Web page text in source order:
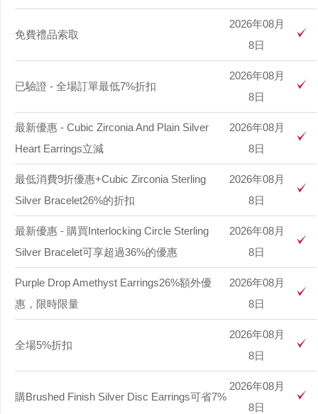
免費禮品索取
2026年08月
8日
已驗證 - 全場訂單最低7%折扣
2026年08月
8日
最新優惠 - Cubic Zirconia And Plain Silver
Heart Earrings立減
2026年08月
8日
最低消費9折優惠+Cubic Zirconia Sterling
Silver Bracelet26%的折扣
2026年08月
8日
最新優惠 - 購買Interlocking Circle Sterling
Silver Bracelet可享超過36%的優惠
2026年08月
8日
Purple Drop Amethyst Earrings26%額外優
惠，限時限量
2026年08月
8日
全場5%折扣
2026年08月
8日
購Brushed Finish Silver Disc Earrings可省7%
2026年08月
8日